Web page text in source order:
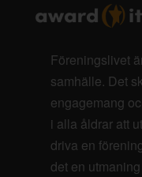
Föreningslivet
samhälle. Det
engagemang
i alla åldrar att
driva en
det en